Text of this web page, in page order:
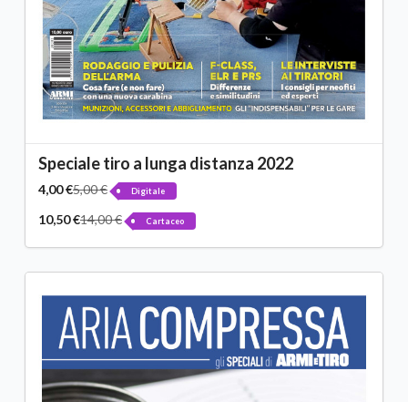
Speciale tiro a lunga distanza 2022
4,00 €5,00 € Digitale
10,50 €14,00 € Cartaceo